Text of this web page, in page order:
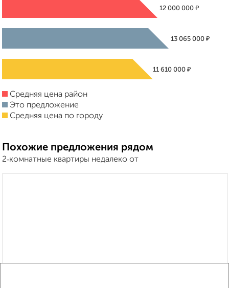
12 000 000 ₽
13 065 000 ₽
11 610 000₽
Средняя цена район
Это предложение
Средняя цена по городу
Похожие предложения рядом
2‑комнатные квартиры недалеко от